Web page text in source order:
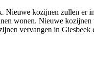
kozijnen zullen er
wonen. Nieuwe kozijnen
vervangen in Giesbeek